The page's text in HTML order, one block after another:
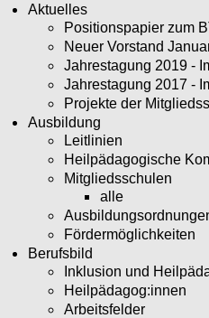
Aktuelles
Positionspapier zum
Neuer Vorstand
Jahrestagung 2019 -
Jahrestagung 2017 -
Projekte der
Ausbildung
Leitlinien
Heilpädagogische
Mitgliedsschulen
alle
Fördermöglichkeiten
Berufsbild
Inklusion und
Heilpädagog:innen
Arbeitsfelder